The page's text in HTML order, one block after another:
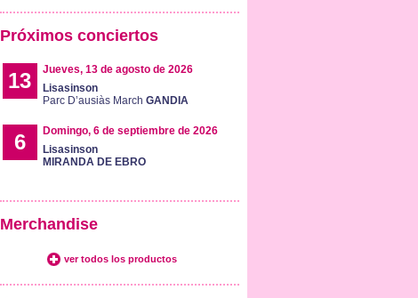
Próximos conciertos
13
Jueves, 13 de agosto de 2026
Lisasinson
Parc D’ausiàs March GANDIA
6
Domingo, 6 de septiembre de 2026
Lisasinson
MIRANDA DE EBRO
Merchandise
ver todos los productos